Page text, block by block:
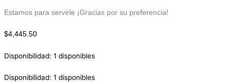
Estamos para servirle ¡Gracias por su preferencia!
$4,445.50
Disponibilidad: 1 disponibles
Disponibilidad: 1 disponibles